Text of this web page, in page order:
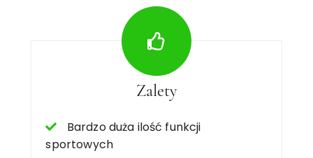
Zalety
Bardzo duża ilość funkcji
sportowych